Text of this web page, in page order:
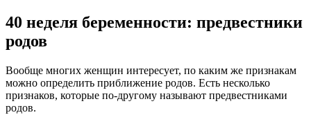
40 неделя беременности: предвестники
родов
Вообще многих женщин интересует, по каким же признакам
можно определить приближение родов. Есть несколько
признаков, которые по-другому называют предвестниками
родов.